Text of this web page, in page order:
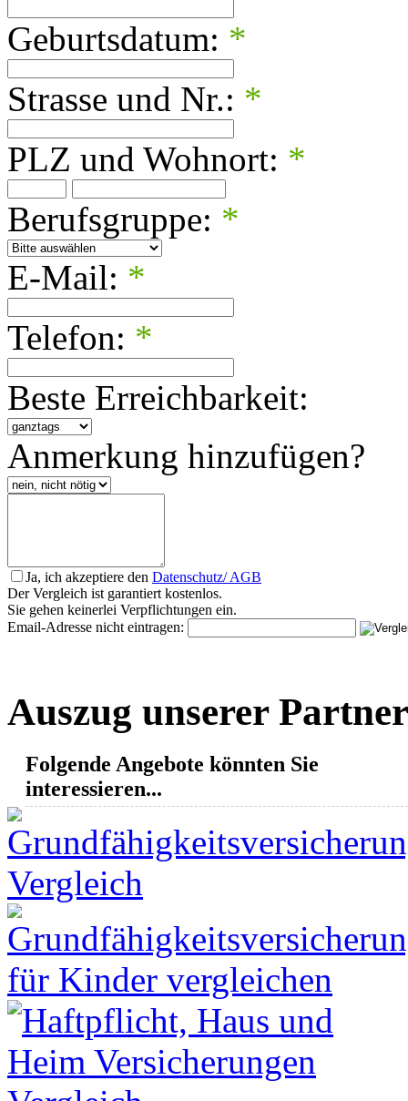
Geburtsdatum: *
Strasse und Nr.: *
PLZ und Wohnort: *
Berufsgruppe: *
E-Mail: *
Telefon: *
Beste Erreichbarkeit:
Anmerkung hinzufügen?
Ja, ich akzeptiere den Datenschutz/ AGB
Der Vergleich ist garantiert kostenlos.
Sie gehen keinerlei Verpflichtungen ein.
Email-Adresse nicht eintragen:
Auszug unserer Partner
Folgende Angebote könnten Sie
interessieren...